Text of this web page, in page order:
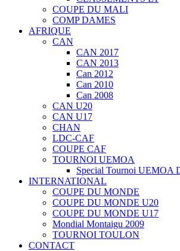
COUPE DU MALI
COMP DAMES
AFRIQUE
CAN
CAN 2017
CAN 2013
Can 2012
Can 2010
Can 2008
CAN U20
CAN U17
CHAN
LDC-CAF
COUPE CAF
TOURNOI UEMOA
Special Tournoi UEMOA
INTERNATIONAL
COUPE DU MONDE
COUPE DU MONDE U20
COUPE DU MONDE U17
Mondial Montaigu 2009
TOURNOI TOULON
CONTACT